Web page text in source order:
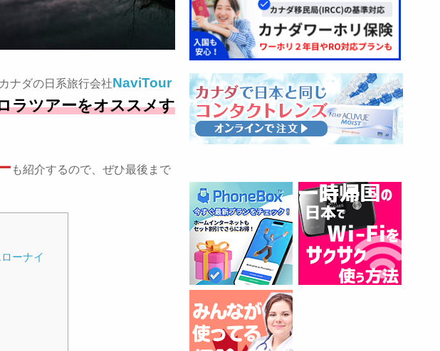
ナダの日系旅行会社NaviTour
ラツアーをオススメす
も紹介するので、ぜひ最後まで
ーナイ